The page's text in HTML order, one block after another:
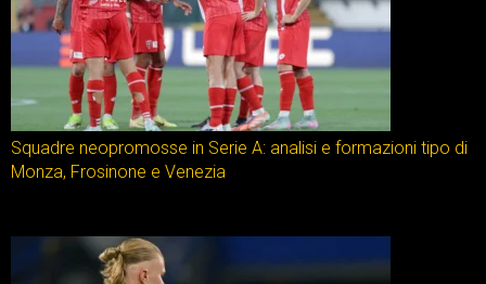
Squadre neopromosse in Serie A: analisi e formazioni tipo di
Monza, Frosinone e Venezia